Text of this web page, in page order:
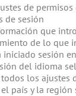
de
de sesión
que
de lo que
iniciado sesión
del idioma
los ajustes
país y la región